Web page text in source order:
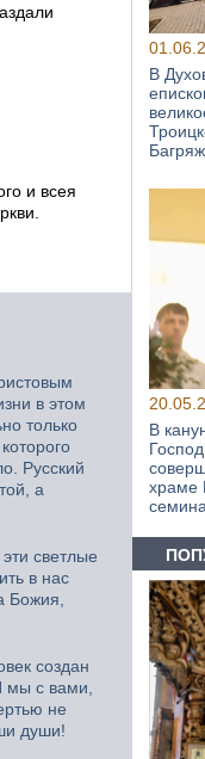
и всея
в этом
только
Русский
а
светлые
в нас
Божия,
создан
мы с вами,
не
души!
В
Багряж
В
храме